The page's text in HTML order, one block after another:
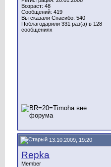
Возраст: 48
Сообщений: 419
Вы сказали Спасибо: 540
Поблагодарили 331 раз(а) в 128
сообщениях
13.10.2009, 19:20
Repka
Member